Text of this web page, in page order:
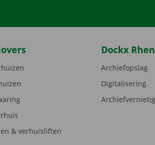
& verhuisliften
Dockx
Archiefopslag
Digitalisering